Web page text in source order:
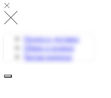
Оплата и доставка
Обмен и возврат
Частые вопросы